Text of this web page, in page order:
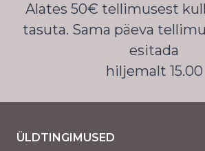
Alates 50€ tellimusest
tasuta. Sama päeva
esitada
hiljemalt 15.00
ÜLDTINGIMUSED